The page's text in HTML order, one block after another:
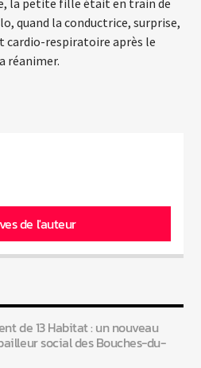
80
la petite fille était en train de
quand la conductrice, surprise,
cardio-respiratoire après le
réanimer.
de l'auteur
de 13 Habitat : un nouveau
social des Bouches-du-